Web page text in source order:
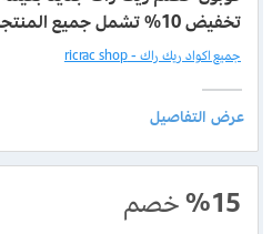
تخفيض 10% تشمل جميع المنتجات
جميع اكواد ريك راك - ricrac shop
%15خصم